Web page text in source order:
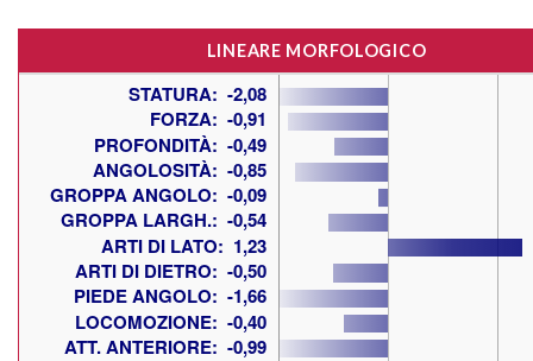
LINEARE MORFOLOGICO